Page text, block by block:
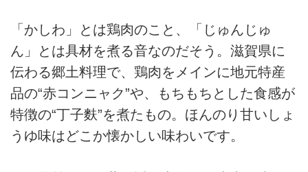
「かしわ」とは鶏肉のこと、「じゅんじゅ
ん」とは具材を煮る音なのだそう。滋賀県に
伝わる郷土料理で、鶏肉をメインに地元特産
品の“赤コンニャク”や、もちもちとした食感が
特徴の“丁子麩”を煮たもの。ほんのり甘いしょ
うゆ味はどこか懐かしい味わいです。